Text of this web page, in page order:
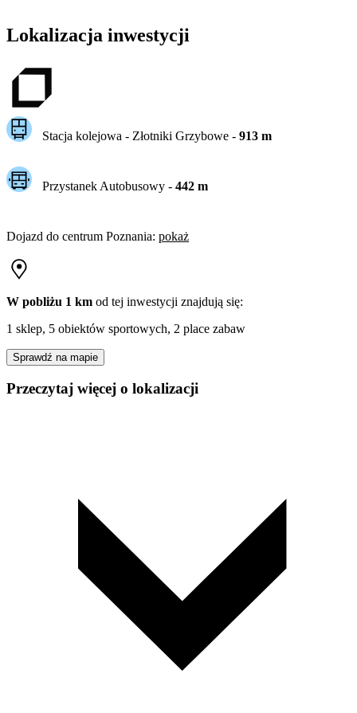
Lokalizacja inwestycji
Stacja kolejowa - Złotniki Grzybowe- 913m
Przystanek Autobusowy - 442m
Dojazd do centrum Poznania: pokaż
W pobliżu 1 km od tej inwestycji znajdują się:
1 sklep, 5 obiektów sportowych, 2 place zabaw
Sprawdź na mapie
Przeczytaj więcej o lokalizacji